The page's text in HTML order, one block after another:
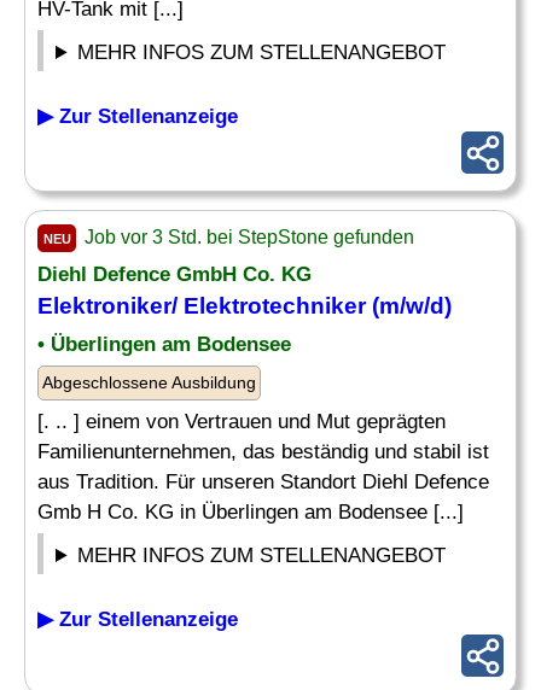
HV-Tank mit [...]
MEHR INFOS ZUM STELLENANGEBOT
▶ Zur Stellenanzeige
NEU Job vor 3 Std. bei StepStone gefunden
Diehl Defence GmbH Co. KG
Elektroniker/ Elektrotechniker(m/w/d)
• Überlingen am Bodensee
Abgeschlossene Ausbildung
[. .. ] einem von Vertrauen und Mut geprägten
Familienunternehmen, das beständig und stabil ist
aus Tradition. Für unseren Standort Diehl Defence
Gmb H Co. KG in Überlingen am Bodensee [...]
MEHR INFOS ZUM STELLENANGEBOT
▶ Zur Stellenanzeige